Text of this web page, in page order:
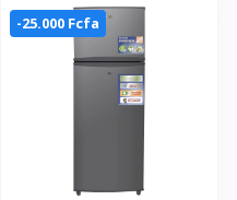
-25.000 Fcfa